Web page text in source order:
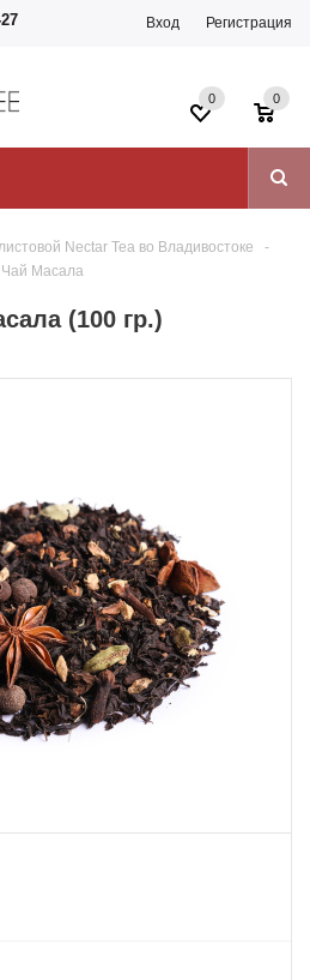
Вход Регистрация
0
0
Nectar Tea во Владивостоке
-
Чай Масала
(100 гр.)